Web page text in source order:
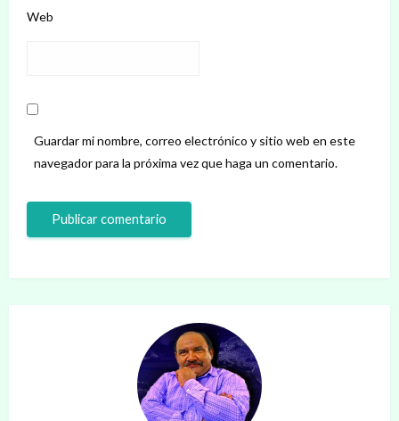
Web
Guardar mi nombre, correo electrónico y sitio web en este
navegador para la próxima vez que haga un comentario.